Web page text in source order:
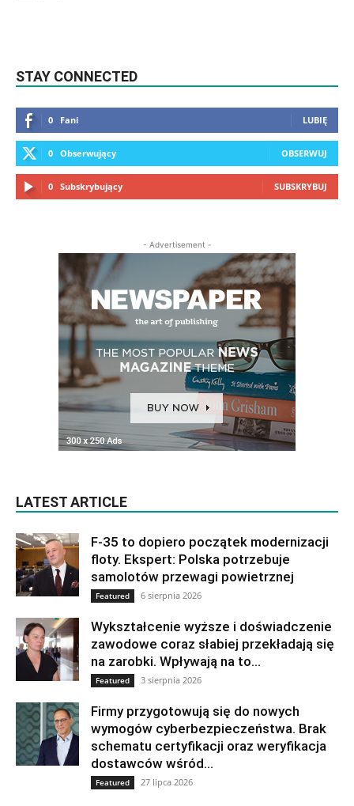
STAY CONNECTED
0 Fani LUBIĘ
0 Obserwujący OBSERWUJ
0 Subskrybujący SUBSKRYBUJ
- Advertisement -
LATEST ARTICLE
F-35 to dopiero początek modernizacji
floty. Ekspert: Polska potrzebuje
samolotów przewagi powietrznej
Featured 6 sierpnia 2026
Wykształcenie wyższe i doświadczenie
zawodowe coraz słabiej przekładają się
na zarobki. Wpływają na to...
Featured 3 sierpnia 2026
Firmy przygotowują się do nowych
wymogów cyberbezpieczeństwa. Brak
schematu certyfikacji oraz weryfikacja
dostawców wśród...
Featured 27 lipca 2026